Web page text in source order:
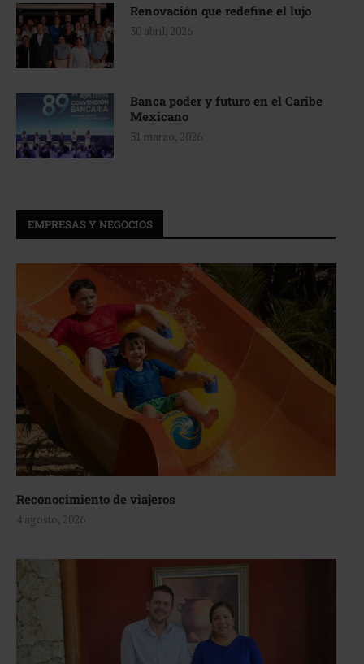
Renovación que redefine el lujo
30 abril, 2026
Banca poder y futuro en el Caribe
Mexicano
31 marzo, 2026
EMPRESAS Y NEGOCIOS
Reconocimiento de viajeros
4 agosto, 2026